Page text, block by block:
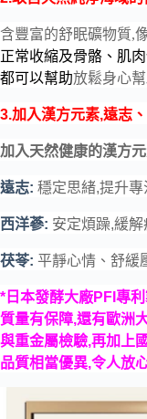
含豐富的舒眠礦物質,
正常收縮及骨骼、 肌
都可以幫助放鬆身心
3.加入漢方元素,遠志
加入天然健康的漢方
遠志: 穩定思緒,提升專
西洋蔘: 安定煩躁,緩解
茯苓: 平靜心情、舒緩
*日本發酵大廠PFI 專
質量有保障,還有歐洲
與重金屬檢驗,再加上
品質相當優異,令人放